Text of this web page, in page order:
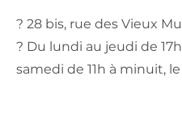
? 28 bis, rue des Vieux
? Du lundi au jeudi de
samedi de 11h à minuit,